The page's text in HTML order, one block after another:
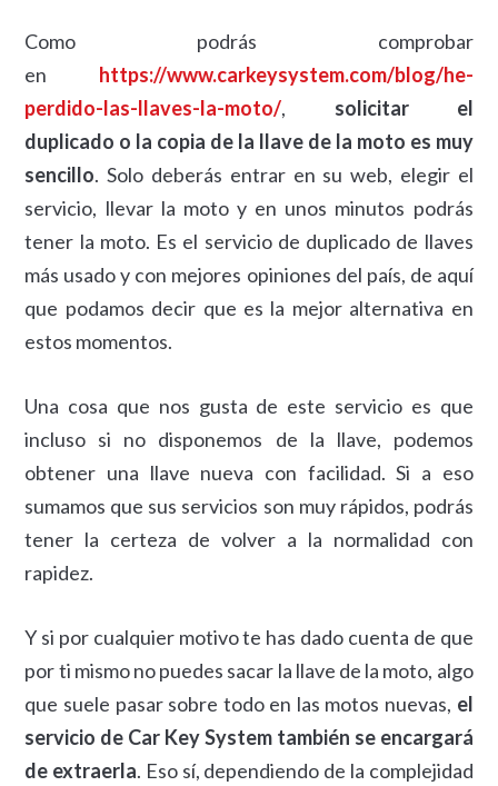
Como podrás comprobar
en https://www.carkeysystem.com/blog/he-
perdido-las-llaves-la-moto/, solicitar el
duplicado o la copia de la llave de la moto es muy
sencillo. Solo deberás entrar en su web, elegir el
servicio, llevar la moto y en unos minutos podrás
tener la moto. Es el servicio de duplicado de llaves
más usado y con mejores opiniones del país, de aquí
que podamos decir que es la mejor alternativa en
estos momentos.
Una cosa que nos gusta de este servicio es que
incluso si no disponemos de la llave, podemos
obtener una llave nueva con facilidad. Si a eso
sumamos que sus servicios son muy rápidos, podrás
tener la certeza de volver a la normalidad con
rapidez.
Y si por cualquier motivo te has dado cuenta de que
por ti mismo no puedes sacar la llave de la moto, algo
que suele pasar sobre todo en las motos nuevas, el
servicio de Car Key System también se encargará
de extraerla. Eso sí, dependiendo de la complejidad